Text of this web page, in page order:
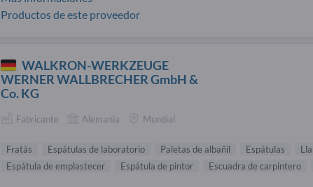
Productos de este proveedor
WALKRON-WERKZEUGE
WERNER WALLBRECHER GmbH &
Co. KG
Fabricante Alemania Mundial
Fratás Espátulas de laboratorio Paletas de albañil Espátulas
Espátula de emplastecer
Espátula de pintor Escuadra de carpintero